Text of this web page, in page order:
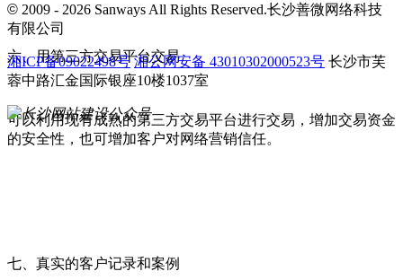
六、用第三方交易平台交易
可以利用现有成熟的第三方交易平台进行交易，增加交易资金
的安全性，也可增加客户对网络营销信任。
七、真实的客户记录和案例
© 2009 - 2026 Sanways All Rights Reserved.长沙善微网络科技
有限公司
湘ICP备09022498号 湘公网安备 43010302000523号 长沙市芙
蓉中路汇金国际银座10楼1037室